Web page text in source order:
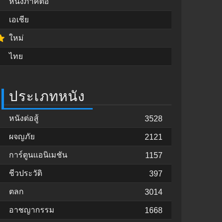
เอเชีย
ใหม่
ไทย
ประเภทหนัง
หนังต่อสู้ 3528
ผจญภัย 2121
การ์ตูนแอนิเมชัน 1157
ชีวประวัติ 397
ตลก 3014
อาชญากรรม 1668